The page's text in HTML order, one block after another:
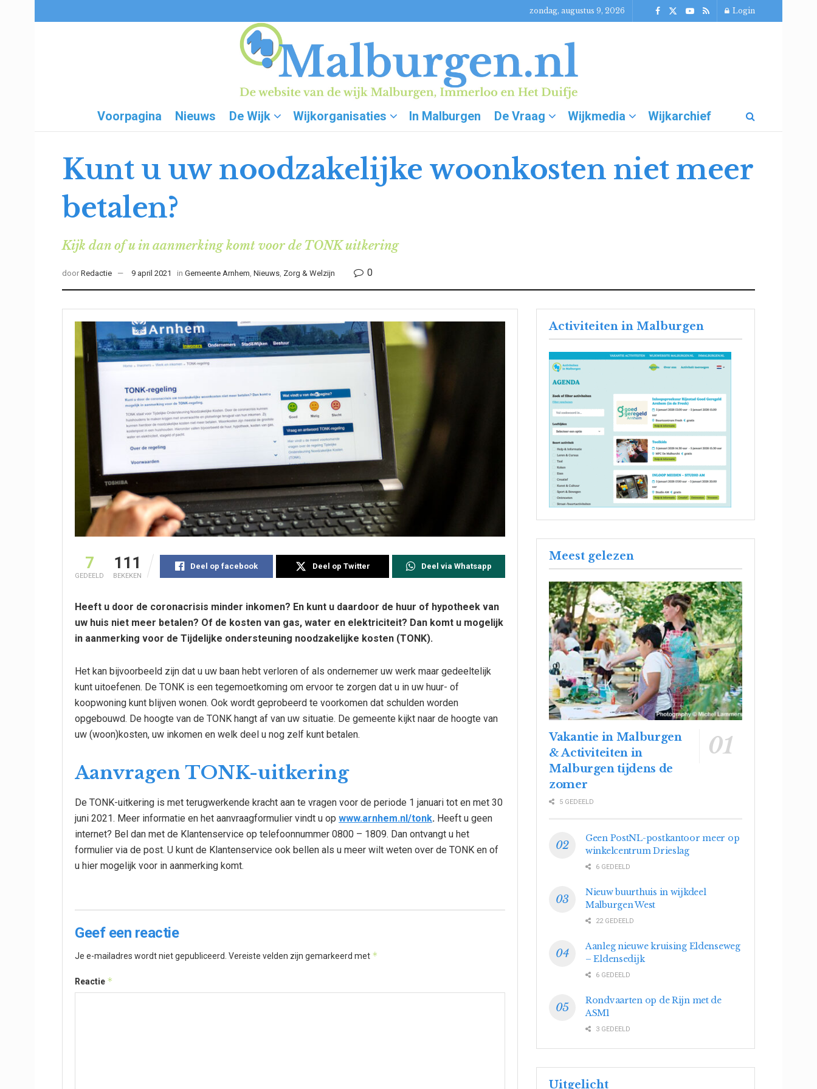
zondag, augustus 9, 2026 Login
Voorpagina Nieuws De Wijk Wijkorganisaties In Malburgen De Vraag Wijkmedia Wijkarchief
Kunt u uw noodzakelijke woonkosten niet meer
betalen?
Kijk dan of u in aanmerking komt voor de TONK uitkering
door Redactie 9 april 2021 in Gemeente Arnhem, Nieuws, Zorg & Welzijn 0
7
GEDEELD
111
BEKEKEN
Deel op facebook Deel op Twitter Deel via Whatsapp
Heeft u door de coronacrisis minder inkomen? En kunt u daardoor de huur of hypotheek van
uw huis niet meer betalen? Of de kosten van gas, water en elektriciteit? Dan komt u mogelijk
in aanmerking voor de Tijdelijke ondersteuning noodzakelijke kosten (TONK).
Het kan bijvoorbeeld zijn dat u uw baan hebt verloren of als ondernemer uw werk maar gedeeltelijk
kunt uitoefenen. De TONK is een tegemoetkoming om ervoor te zorgen dat u in uw huur- of
koopwoning kunt blijven wonen. Ook wordt geprobeerd te voorkomen dat schulden worden
opgebouwd. De hoogte van de TONK hangt af van uw situatie. De gemeente kijkt naar de hoogte van
uw (woon)kosten, uw inkomen en welk deel u nog zelf kunt betalen.
Aanvragen TONK-uitkering
De TONK-uitkering is met terugwerkende kracht aan te vragen voor de periode 1 januari tot en met 30
juni 2021. Meer informatie en het aanvraagformulier vindt u op www.arnhem.nl/tonk. Heeft u geen
internet? Bel dan met de Klantenservice op telefoonnummer 0800 – 1809. Dan ontvangt u het
formulier via de post. U kunt de Klantenservice ook bellen als u meer wilt weten over de TONK en of
u hier mogelijk voor in aanmerking komt.
Geef een reactie
Je e-mailadres wordt niet gepubliceerd. Vereiste velden zijn gemarkeerd met *
Reactie *
Activiteiten in Malburgen
Meest gelezen
Vakantie in Malburgen
& Activiteiten in
Malburgen tijdens de
zomer
5 GEDEELD
Geen PostNL-postkantoor meer op
winkelcentrum Drieslag
6 GEDEELD
Nieuw buurthuis in wijkdeel
Malburgen West
22 GEDEELD
Aanleg nieuwe kruising Eldenseweg
– Eldensedijk
6 GEDEELD
Rondvaarten op de Rijn met de
ASM1
3 GEDEELD
Uitgelicht